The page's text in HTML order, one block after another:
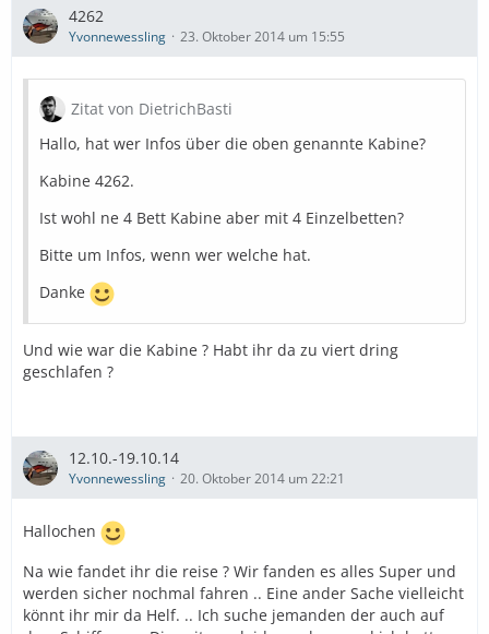
4262
Yvonnewessling 23. Oktober 2014 um 15:55
Zitat von DietrichBasti
Hallo, hat wer Infos über die oben genannte Kabine?
Kabine 4262.
Ist wohl ne 4 Bett Kabine aber mit 4 Einzelbetten?
Bitte um Infos, wenn wer welche hat.
Danke
Und wie war die Kabine ? Habt ihr da zu viert dring
geschlafen ?
12.10.-19.10.14
Yvonnewessling 20. Oktober 2014 um 22:21
Hallochen
Na wie fandet ihr die reise ? Wir fanden es alles Super und
werden sicher nochmal fahren .. Eine ander Sache vielleicht
könnt ihr mir da Helf. .. Ich suche jemanden der auch auf